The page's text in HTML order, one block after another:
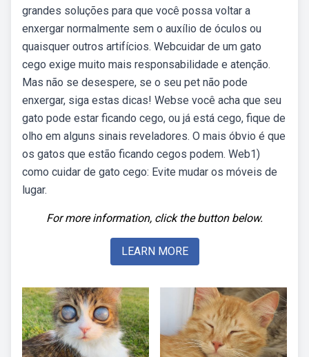
grandes soluções para que você possa voltar a
enxergar normalmente sem o auxílio de óculos ou
quaisquer outros artifícios. Webcuidar de um gato
cego exige muito mais responsabilidade e atenção.
Mas não se desespere, se o seu pet não pode
enxergar, siga estas dicas! Webse você acha que seu
gato pode estar ficando cego, ou já está cego, fique de
olho em alguns sinais reveladores. O mais óbvio é que
os gatos que estão ficando cegos podem. Web1)
como cuidar de gato cego: Evite mudar os móveis de
lugar.
For more information, click the button below.
LEARN MORE